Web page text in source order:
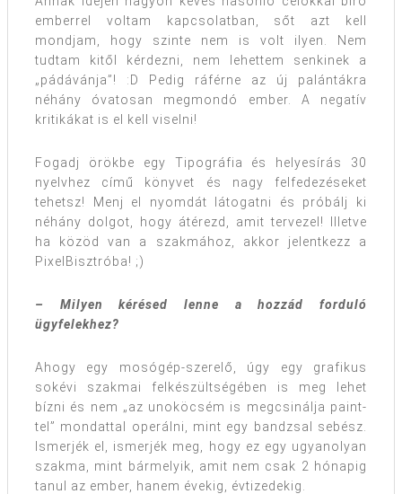
emberrel voltam kapcsolatban, sőt azt kell
mondjam, hogy szinte nem is volt ilyen. Nem
tudtam kitől kérdezni, nem lehettem senkinek a
„pádávánja”! :D Pedig ráférne az új palántákra
néhány óvatosan megmondó ember. A negatív
kritikákat is el kell viselni!
Fogadj örökbe egy Tipográfia és helyesírás 30
nyelvhez című könyvet és nagy felfedezéseket
tehetsz! Menj el nyomdát látogatni és próbálj ki
néhány dolgot, hogy átérezd, amit tervezel! Illetve
ha közöd van a szakmához, akkor jelentkezz a
PixelBisztróba! ;)
– Milyen kérésed lenne a hozzád forduló
ügyfelekhez?
Ahogy egy mosógép-szerelő, úgy egy grafikus
sokévi szakmai felkészültségében is meg lehet
bízni és nem „az unoköcsém is megcsinálja paint-
tel” mondattal operálni, mint egy bandzsal sebész.
Ismerjék el, ismerjék meg, hogy ez egy ugyanolyan
szakma, mint bármelyik, amit nem csak 2 hónapig
tanul az ember, hanem évekig, évtizedekig.